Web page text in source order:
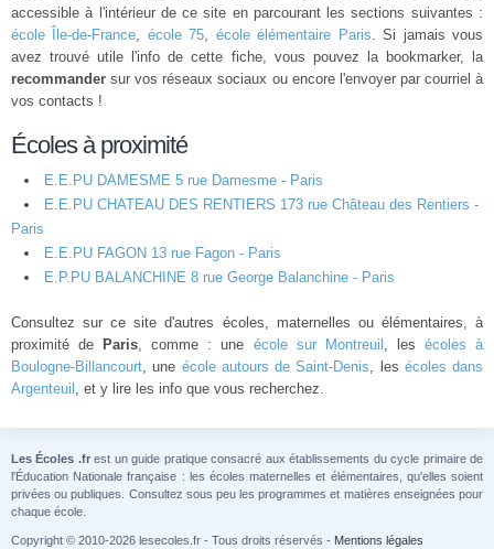
accessible à l'intérieur de ce site en parcourant les sections suivantes :
école Île-de-France, école 75, école élémentaire Paris. Si jamais vous
avez trouvé utile l'info de cette fiche, vous pouvez la bookmarker, la
recommander sur vos réseaux sociaux ou encore l'envoyer par courriel à
vos contacts !
Écoles à proximité
E.E.PU DAMESME 5 rue Damesme - Paris
E.E.PU CHATEAU DES RENTIERS 173 rue Château des Rentiers -
Paris
E.E.PU FAGON 13 rue Fagon - Paris
E.P.PU BALANCHINE 8 rue George Balanchine - Paris
Consultez sur ce site d'autres écoles, maternelles ou élémentaires, à
proximité de
Paris, comme : une école sur Montreuil , les écoles à
Boulogne-Billancourt, une école autours de Saint-Denis, les écoles dans
Argenteuil , et y lire les info que vous recherchez.
Les Écoles .frest un guide pratique consacré aux établissements du cycle primaire de
l'Éducation Nationale française : les écoles maternelles et élémentaires, qu'elles soient
privées ou publiques. Consultez sous peu les programmes et matières enseignées pour
chaque école.
Copyright © 2010-2026 lesecoles.fr - Tous droits réservés - Mentions légales